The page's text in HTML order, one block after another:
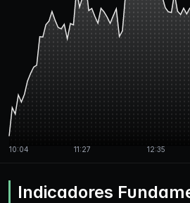
Indicadores